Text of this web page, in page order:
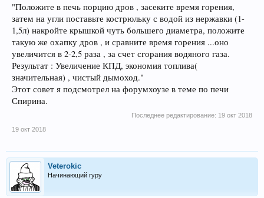
"Положите в печь порцию дров , засеките время горения,
затем на угли поставьте кострюльку с водой из нержавки (1-
1,5л) накройте крышкой чуть большего диаметра, положите
такую же охапку дров , и сравните время горения ...оно
увеличится в 2-2,5 раза , за счет сгорания водяного газа.
Результат : Увеличение КПД, экономия топлива(
значительная) , чистый дымоход."
Этот совет я подсмотрел на форумхоузе в теме по печи
Спирина.
Последнее редактирование: 19 окт 2018
19 окт 2018
Veterokic
Начинающий гуру